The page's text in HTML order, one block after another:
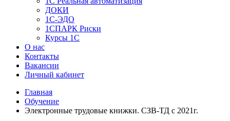
ДОКИ
1C-ЭДО
1СПАРК Риски
Курсы 1С
О нас
Контакты
Вакансии
Личный кабинет
Главная
Обучение
Электронные трудовые книжки. СЗВ-ТД с 2021г.